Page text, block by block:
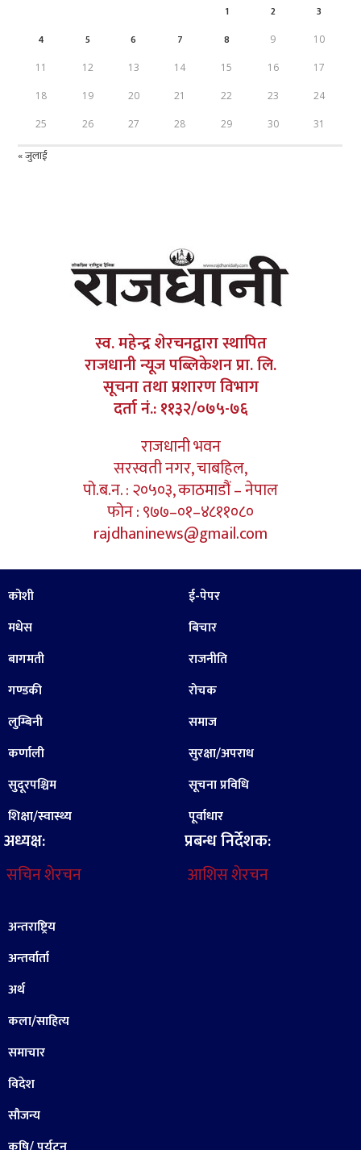
1 2
3
4
5 6 7 8 9 10
11 12 13 14 15 16 17
18 19 20 21 22 23 24
25 26 27 28 29 30 31
« जुलाई
स्व. महेन्द्र शेरचनद्वारा स्थापित
राजधानी न्यूज पब्लिकेशन प्रा. लि.
सूचना तथा प्रशारण विभाग
दर्ता नं.: ११३२/०७५-७६
राजधानी भवन
सरस्वती नगर, चाबहिल,
पो.ब.न. : २०५०३, काठमाडौं – नेपाल
फोन : ९७७–०१–४८११०८०
rajdhaninews@gmail.com
कोशी
मधेस
बागमती
गण्डकी
लुम्बिनी
कर्णाली
सुदूरपश्चिम
शिक्षा/स्वास्थ्य
अध्यक्ष:
सचिन शेरचन
ई-पेपर
बिचार
राजनीति
रोचक
समाज
सुरक्षा/अपराध
सूचना प्रविधि
पूर्वाधार
प्रबन्ध निर्देशक:
आशिस शेरचन
अन्तराष्ट्रिय
अन्तर्वार्ता
अर्थ
कला/साहित्य
समाचार
विदेश
सौजन्य